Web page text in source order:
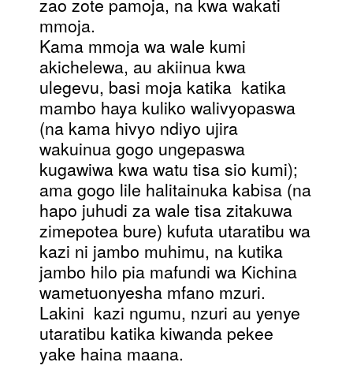
zao zote pamoja, na kwa wakati
mmoja.
Kama mmoja wa wale kumi
akichelewa, au akiinua kwa
ulegevu, basi moja katika katika
mambo haya kuliko walivyopaswa
(na kama hivyo ndiyo ujira
wakuinua gogo ungepaswa
kugawiwa kwa watu tisa sio kumi);
ama gogo lile halitainuka kabisa (na
hapo juhudi za wale tisa zitakuwa
zimepotea bure) kufuta utaratibu wa
kazi ni jambo muhimu, na kutika
jambo hilo pia mafundi wa Kichina
wametuonyesha mfano mzuri.
Lakini kazi ngumu, nzuri au yenye
utaratibu katika kiwanda pekee
yake haina maana.